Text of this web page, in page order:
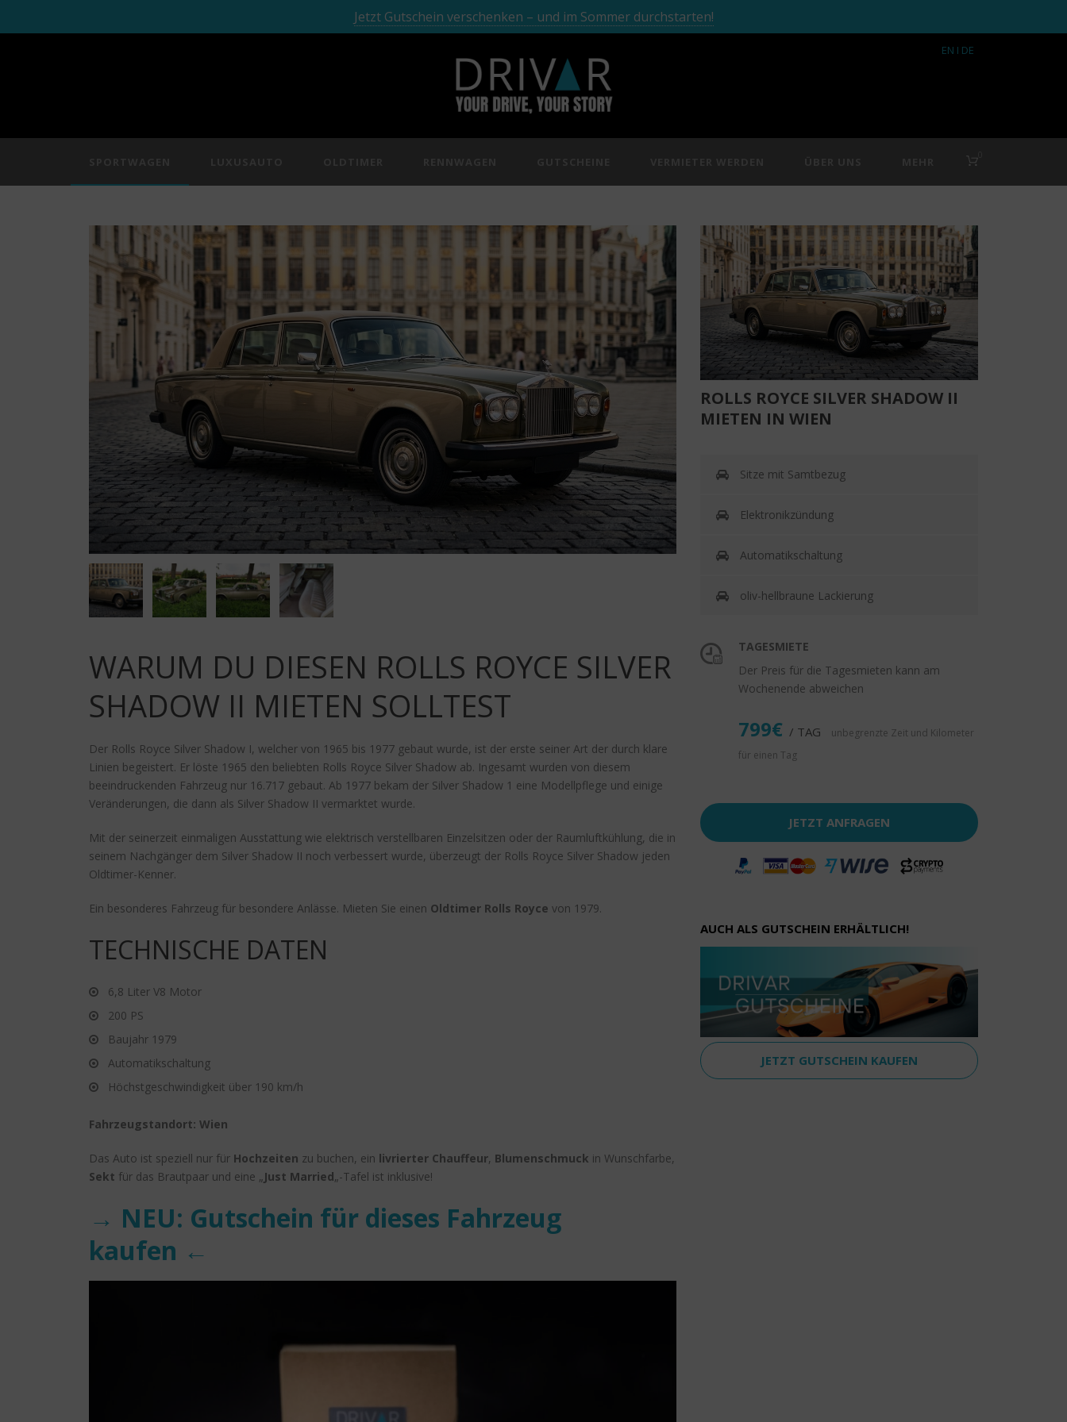
Jetzt Gutschein verschenken – und im Sommer durchstarten!
EN I DE
ROLLS ROYCE SILVER SHADOW II
MIETEN IN WIEN
Sitze mit Samtbezug
Elektronikzündung
Automatikschaltung
oliv-hellbraune Lackierung
TAGESMIETE
Der Preis für die Tagesmieten kann am
Wochenende abweichen
799€ / TAG
unbegrenzte Zeit und Kilometer
für einen Tag
JETZT ANFRAGEN
AUCH ALS GUTSCHEIN ERHÄLTLICH!
JETZT GUTSCHEIN KAUFEN
WARUM DU DIESEN ROLLS ROYCE SILVER
SHADOW II MIETEN SOLLTEST
Der Rolls Royce Silver Shadow I, welcher von 1965 bis 1977 gebaut wurde, ist der erste seiner Art der durch klare
Linien begeistert. Er löste 1965 den beliebten Rolls Royce Silver Shadow ab. Ingesamt wurden von diesem
beeindruckenden Fahrzeug nur 16.717 gebaut. Ab 1977 bekam der Silver Shadow 1 eine Modellpflege und einige
Veränderungen, die dann als Silver Shadow II vermarktet wurde.
Mit der seinerzeit einmaligen Ausstattung wie elektrisch verstellbaren Einzelsitzen oder der Raumluftkühlung, die in
seinem Nachgänger dem Silver Shadow II noch verbessert wurde, überzeugt der Rolls Royce Silver Shadow jeden
Oldtimer-Kenner.
Ein besonderes Fahrzeug für besondere Anlässe. Mieten Sie einen Oldtimer Rolls Royce von 1979.
TECHNISCHE DATEN
6,8 Liter V8 Motor
200 PS
Baujahr 1979
Automatikschaltung
Höchstgeschwindigkeit über 190 km/h
Fahrzeugstandort: Wien
Das Auto ist speziell nur für Hochzeiten zu buchen, ein livrierter Chauffeur, Blumenschmuck in Wunschfarbe,
Sekt für das Brautpaar und eine „Just Married„-Tafel ist inklusive!
→ NEU: Gutschein für dieses Fahrzeug
kaufen ←